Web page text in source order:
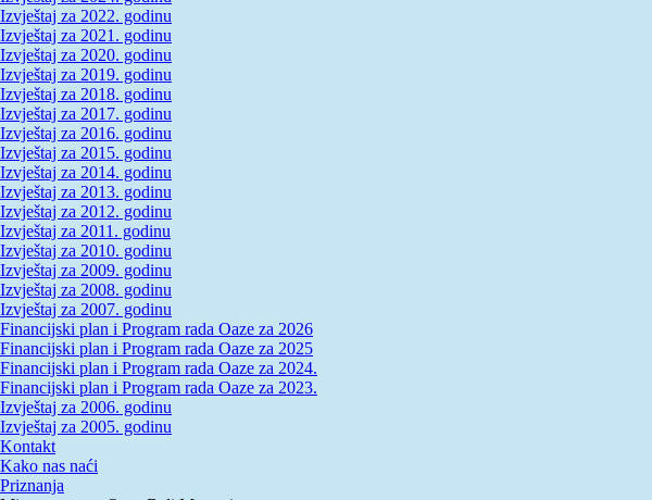
Izvještaj za 2022. godinu
Izvještaj za 2021. godinu
Izvještaj za 2020. godinu
Izvještaj za 2019. godinu
Izvještaj za 2018. godinu
Izvještaj za 2017. godinu
Izvještaj za 2016. godinu
Izvještaj za 2015. godinu
Izvještaj za 2014. godinu
Izvještaj za 2013. godinu
Izvještaj za 2012. godinu
Izvještaj za 2011. godinu
Izvještaj za 2010. godinu
Izvještaj za 2009. godinu
Izvještaj za 2008. godinu
Izvještaj za 2007. godinu
Financijski plan i Program rada Oaze za 2026
Financijski plan i Program rada Oaze za 2025
Financijski plan i Program rada Oaze za 2024.
Financijski plan i Program rada Oaze za 2023.
Izvještaj za 2006. godinu
Izvještaj za 2005. godinu
Kontakt
Kako nas naći
Priznanja